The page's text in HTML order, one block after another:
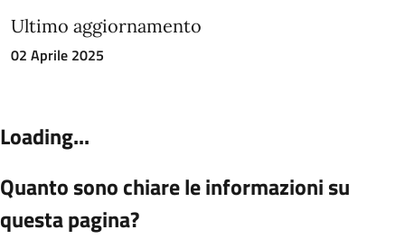
Ultimo aggiornamento
02 Aprile 2025